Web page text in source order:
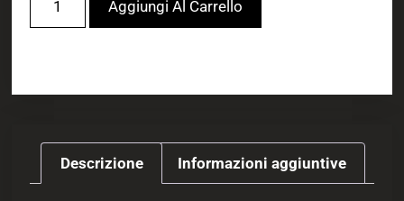
Aggiungi Al Carrello
Descrizione Informazioni aggiuntive